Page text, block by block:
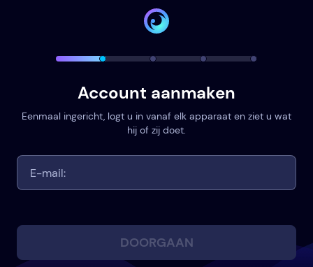
Account aanmaken
Eenmaal ingericht, logt u in vanaf elk apparaat en ziet u wat
hij of zij doet.
DOORGAAN